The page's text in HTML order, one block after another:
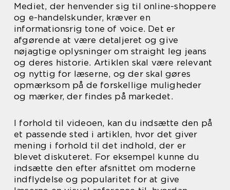
Mediet, der henvender sig til online-shoppere
og e-handelskunder, kræver en
informationsrig tone of voice. Det er
afgørende at være detaljeret og give
nøjagtige oplysninger om straight leg jeans
og deres historie. Artiklen skal være relevant
og nyttig for læserne, og der skal gøres
opmærksom på de forskellige muligheder
og mærker, der findes på markedet.
I forhold til videoen, kan du indsætte den på
et passende sted i artiklen, hvor det giver
mening i forhold til det indhold, der er
blevet diskuteret. For eksempel kunne du
indsætte den efter afsnittet om moderne
indflydelse og popularitet for at give